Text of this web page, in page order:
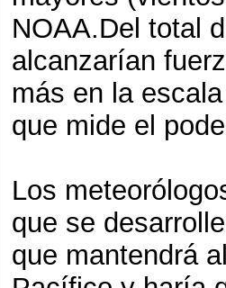
NOAA.Del total
alcanzarían
más en la
que mide el
Los
que se
que mantendrá